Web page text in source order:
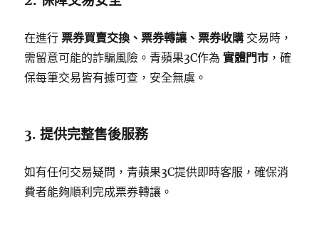
在進行票券買賣交換、票券轉讓、票券收購 交易時，
需留意可能的詐騙風險。青蘋果3C作為實體門市 ，確
保每筆交易皆有據可查，安全無虞。
3. 提供完整售後服務
如有任何交易疑問，青蘋果3C提供即時客服，確保消
費者能夠順利完成票券轉讓。